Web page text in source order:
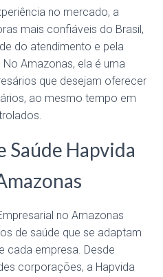
no mercado, a
mais confiáveis do Brasil,
do atendimento e pela
Amazonas, ela é uma
que desejam oferecer
ao mesmo tempo em
Saúde Hapvida
no Amazonas
de saúde que se adaptam
cada empresa. Desde
corporações, a Hapvida